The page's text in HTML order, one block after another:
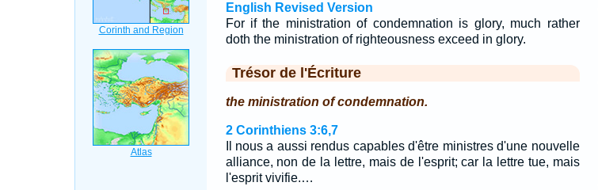
English Revised Version
For if the ministration of condemnation is glory, much rather
doth the ministration of righteousness exceed in glory.
Trésor de l'Écriture
the ministration of condemnation.
2 Corinthiens 3:6,7
Il nous a aussi rendus capables d'être ministres d'une nouvelle
alliance, non de la lettre, mais de l'esprit; car la lettre tue, mais
l'esprit vivifie.…